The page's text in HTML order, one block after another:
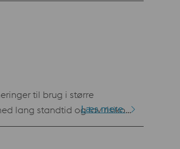
reduceret sandsynlighed for
til brug i større
lang standtid og lav risiko
anvendelsesområder såsom
(LPBF) og Laser Metal
Læs mere